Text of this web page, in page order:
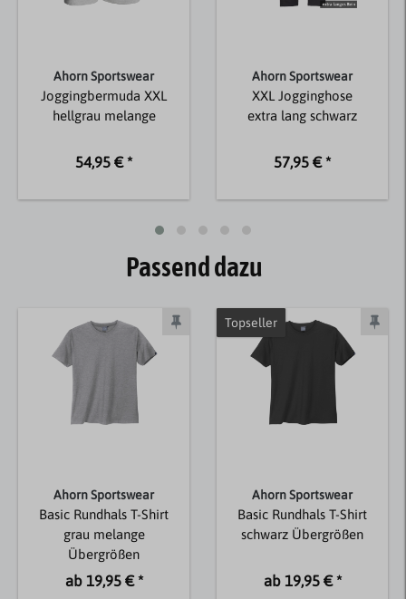
Ahorn Sportswear
Joggingbermuda XXL
hellgrau melange
54,95 € *
Ahorn Sportswear
XXL Jogginghose
extra lang schwarz
57,95 € *
Passend dazu
Ahorn Sportswear
Basic Rundhals T-Shirt
grau melange
Übergrößen
ab 19,95 € *
Topseller
Ahorn Sportswear
Basic Rundhals T-Shirt
schwarz Übergrößen
ab 19,95 € *